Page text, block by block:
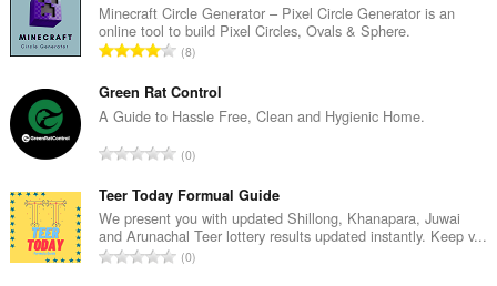
Minecraft Circle Generator – Pixel Circle Generator is an
online tool to build Pixel Circles, Ovals & Sphere.
T
p
l
m
y
s
a
y
8
Green Rat Control
A Guide to Hassle Free, Clean and Hygienic Home.
T
p
l
a
m
0
Teer Today Formual Guide
We present you with updated Shillong, Khanapara, Juwai
and Arunachal Teer lottery results updated instantly. Keep v...
T0